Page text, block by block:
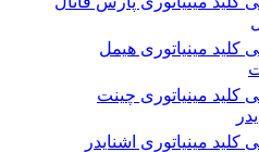
کلید مینیاتوری هیمل
کلید مینیاتوری چینت
کلید مینیاتوری اشنایدر